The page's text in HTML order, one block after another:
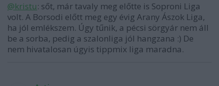
@kristu: sőt, már tavaly meg előtte is Soproni Liga
volt. A Borsodi előtt meg egy évig Arany Ászok Liga,
ha jól emlékszem. Úgy tűnik, a pécsi sörgyár nem áll
be a sorba, pedig a szalonliga jól hangzana :) De
nem hivatalosan úgyis tippmix liga maradna.